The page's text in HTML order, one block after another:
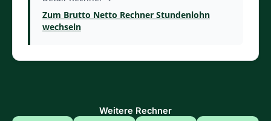
Zum Brutto Netto Rechner Stundenlohn
wechseln
Weitere Rechner